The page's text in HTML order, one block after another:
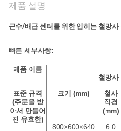
뉴
스
경
우
사
제품 설명
근수/배급 센터를 위한 입히는 철망
빠른 세부사항:
제품 이름
철망사
표준 규격
(주문을 받
아서 만들어
진 유효한)
크기 (mm)
철사
직경
(mm)
800×600×640 6.0